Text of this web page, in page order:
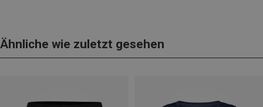
Ähnliche wie zuletzt gesehen